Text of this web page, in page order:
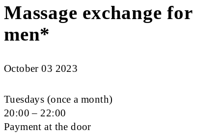
Massage exchange for
men*
October 03 2023
Tuesdays (once a month)
20:00 – 22:00
Payment at the door